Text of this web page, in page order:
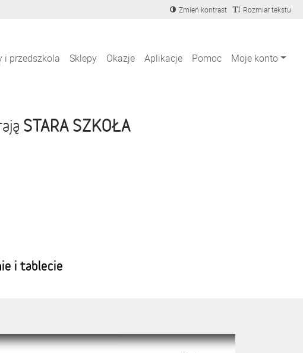
Zmień kontrast Rozmiar tekstu
i przedszkola Sklepy Okazje Aplikacje Pomoc Moje konto
STARA SZKOŁA
i tablecie